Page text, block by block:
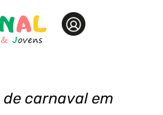
carnaval em